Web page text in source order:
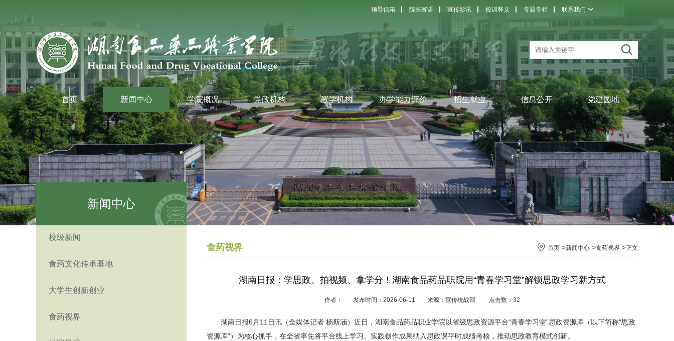
领导信箱 院长寄语 宣传影讯 校训释义 专题专栏 联系我们
首页 新闻中心 学院概况 党政机构 教学机构 办学能力评价 招生就业 信息公开 党建园地
新闻中心
校级新闻
食药文化传承基地
大学生创新创业
食药视界
食药视界 首页 >新闻中心 >食药视界 >正文
湖南日报：学思政、拍视频、拿学分！湖南食品药品职院用“青春学习堂”解锁思政学习新方式
作者： 发布时间：2026-06-11 来源：宣传统战部 点击数： 32
湖南日报6月11日讯（全媒体记者 杨斯涵）近日，湖南食品药品职业学院以省级思政资源平台“青春学习堂”思政资源库 （以下简称“思政
资源库”）为核心抓手，在全省率先将平台线上学习、实践创作成果纳入思政课平时成绩考核，推动思政教育模式创新。